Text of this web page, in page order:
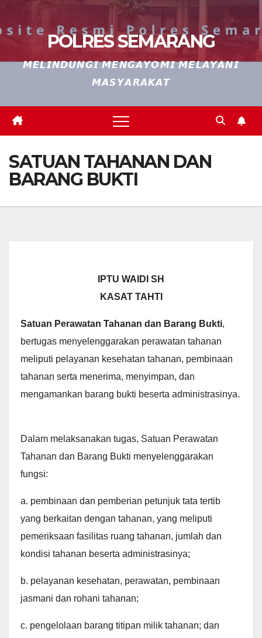
POLRES SEMARANG
𝙈𝙀𝙇𝙄𝙉𝘿𝙐𝙉𝙂𝙄 𝙈𝙀𝙉𝙂𝘼𝙔𝙊𝙈𝙄 𝙈𝙀𝙇𝘼𝙔𝘼𝙉𝙄
𝙈𝘼𝙎𝙔𝘼𝙍𝘼𝙆𝘼𝙏
SATUAN TAHANAN DAN
BARANG BUKTI
IPTU WAIDI SH
KASAT TAHTI
Satuan Perawatan Tahanan dan Barang Bukti,
bertugas menyelenggarakan perawatan tahanan
meliputi pelayanan kesehatan tahanan, pembinaan
tahanan serta menerima, menyimpan, dan
mengamankan barang bukti beserta administrasinya.
Dalam melaksanakan tugas, Satuan Perawatan
Tahanan dan Barang Bukti menyelenggarakan
fungsi:
a. pembinaan dan pemberian petunjuk tata tertib
yang berkaitan dengan tahanan, yang meliputi
pemeriksaan fasilitas ruang tahanan, jumlah dan
kondisi tahanan beserta administrasinya;
b. pelayanan kesehatan, perawatan, pembinaan
jasmani dan rohani tahanan;
c. pengelolaan barang titipan milik tahanan; dan